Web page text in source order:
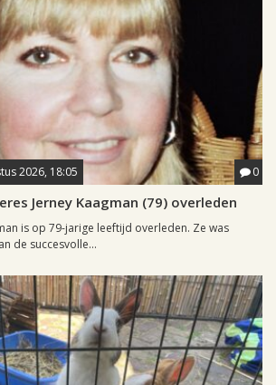
2026, 18:05 0
Jerney Kaagman (79) overleden
is op 79-jarige leeftijd overleden. Ze was
de succesvolle...